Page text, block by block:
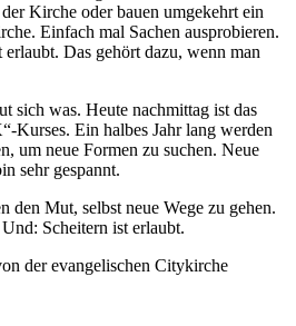
Kirche oder bauen umgekehrt ein
Einfach mal Sachen ausprobieren.
Das gehört dazu, wenn man
sich was. Heute nachmittag ist das
Kurses. Ein halbes Jahr lang werden
um neue Formen zu suchen. Neue
sehr gespannt.
den Mut, selbst neue Wege zu gehen.
Scheitern ist erlaubt.
der evangelischen Citykirche